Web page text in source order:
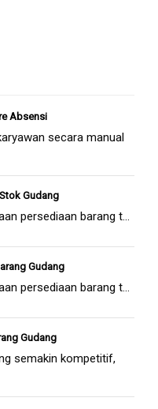
Absensi
secara manual
Gudang
persediaan barang t...
Gudang
persediaan barang t...
Gudang
semakin kompetitif,